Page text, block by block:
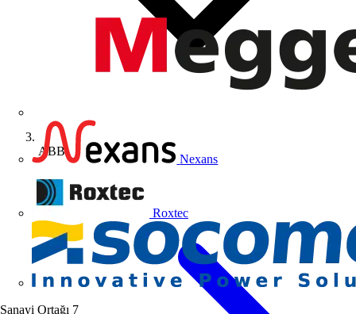
Nexans
Roxtec
Sanayi Ortağı 7
ABB